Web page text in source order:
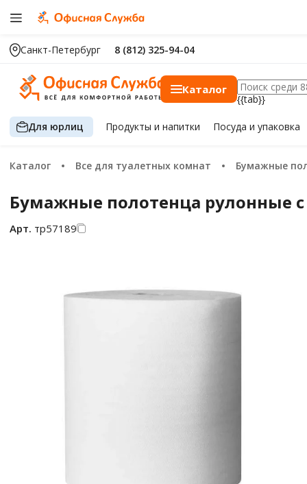
Санкт-Петербург 8 (812) 325-94-04
Каталог
{{tab}}
Для юрлиц Продуктыи напитки Посуда и упаковка
Каталог Все для туалетных комнат Бумажные
Бумажные полотенца рулонные
Арт. тр57189